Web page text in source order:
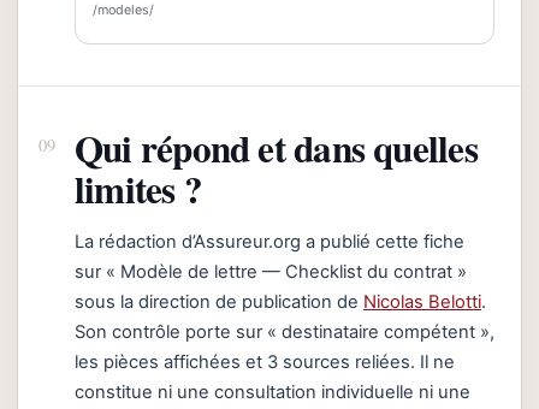
/modeles/
Qui répond et dans quelles
limites ?
La rédaction d’Assureur.org a publié cette fiche
sur « Modèle de lettre — Checklist du contrat »
sous la direction de publication de Nicolas Belotti.
Son contrôle porte sur « destinataire compétent »,
les pièces affichées et 3 sources reliées. Il ne
constitue ni une consultation individuelle ni une